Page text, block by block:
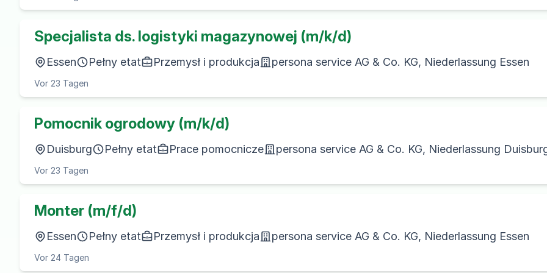
Specjalista ds. logistyki magazynowej (m/k/d)
Essen Pełny etat Przemysł i produkcja persona service AG & Co. KG, Niederlassung Essen
Vor 23 Tagen
Pomocnik ogrodowy (m/k/d)
Duisburg Pełny etat Prace pomocnicze persona service AG & Co. KG, Niederlassung
Vor 23 Tagen
Monter (m/f/d)
Essen Pełny etat Przemysł i produkcja persona service AG & Co. KG, Niederlassung Essen
Vor 24 Tagen